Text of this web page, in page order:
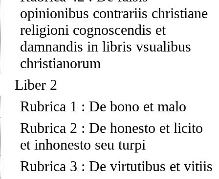
opinionibus contrariis christiane
religioni cognoscendis et
damnandis in libris vsualibus
christianorum
Liber 2
Rubrica 1 : De bono et malo
Rubrica 2 : De honesto et licito
et inhonesto seu turpi
Rubrica 3 : De virtutibus et vitiis